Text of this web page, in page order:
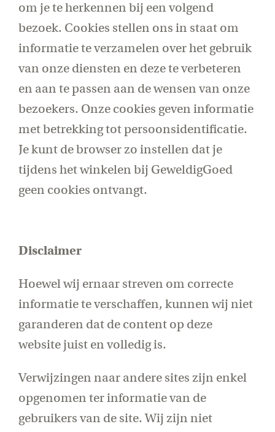
om je te herkennen bij een volgend
bezoek. Cookies stellen ons in staat om
informatie te verzamelen over het gebruik
van onze diensten en deze te verbeteren
en aan te passen aan de wensen van onze
bezoekers. Onze cookies geven informatie
met betrekking tot persoonsidentificatie.
Je kunt de browser zo instellen dat je
tijdens het winkelen bij GeweldigGoed
geen cookies ontvangt.
Disclaimer
Hoewel wij ernaar streven om correcte
informatie te verschaffen, kunnen wij niet
garanderen dat de content op deze
website juist en volledig is.
Verwijzingen naar andere sites zijn enkel
opgenomen ter informatie van de
gebruikers van de site. Wij zijn niet